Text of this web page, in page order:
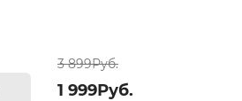
3 899Руб.
1 999Руб.